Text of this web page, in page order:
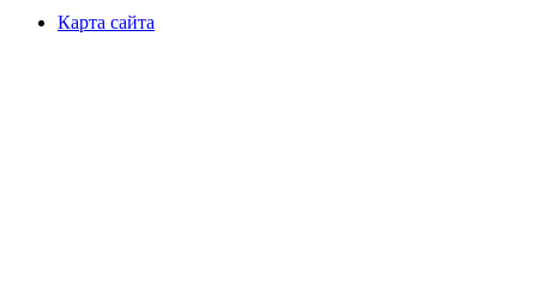
Карта сайта